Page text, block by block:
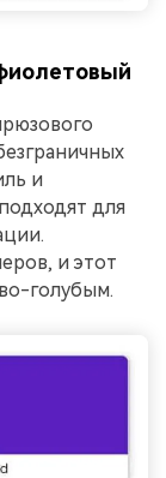
и
для
и этот
голубым.